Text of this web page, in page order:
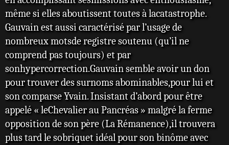
même si elles aboutissent toutes à lacatastrophe.
Gauvain est aussi caractérisé par l’usage de
nombreux motsde registre soutenu (qu’il ne
comprend pas toujours) et par
sonhypercorrection.Gauvain semble avoir un don
pour trouver des surnoms abominables,pour lui et
son comparse Yvain. Insistant d’abord pour être
appelé « leChevalier au Pancréas » malgré la ferme
opposition de son père (La Rémanence),il trouvera
plus tard le sobriquet idéal pour son binôme avec